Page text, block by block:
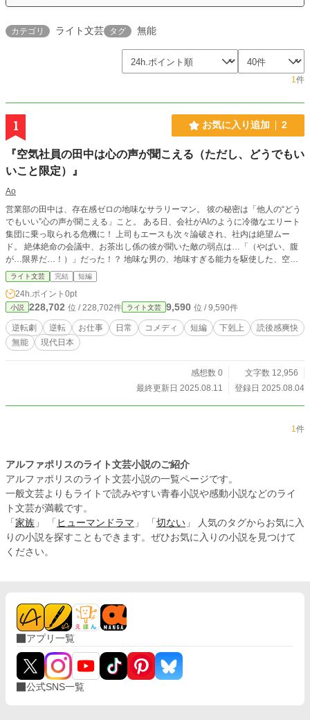
カテゴリ ライト文芸 タグ 無能
1件
1 お気に入り追加 2
『空気社員の田中は心の声が聞こえる（ただし、どうでもい
いこと限定）』
Ao
営業部の田中は、存在感ゼロの地味なサラリーマン。 彼の秘密は「他人の“どう
でもいい”心の声が聞こえる」こと。 ある日、会社がAIのように冷徹なエリート
集団に乗っ取られる危機に！ 上司もエースも次々論破され、社内は絶望ムー
ド。 絶体絶命の会議中、お茶出し係の彼が聞いた敵の弱点は…「（やばい、腹
が…限界だ…！）」だった！？ 地味な男の、地味すぎる能力を駆使した、空前
絶後のゲリラ戦が今、始まる！ ※ご都合主義なところがあります。細かいこと
は気にせずただ笑いたい方はお進みください…！
ライト文芸 完結 短編
24h.ポイント 0pt
小説 228,702 位 / 228,702件 ライト文芸 9,590 位 / 9,590件
逆転劇 逆転 お仕事 日常 コメディ 短編 下剋上
読後感爽快
無能
現代日本
感想数 0
文字数 12,956
最終更新日 2025.08.11
登録日 2025.08.04
1件
アルファポリスのライト文芸小説のご紹介
アルファポリスのライト文芸小説の一覧ページです。
一般文芸よりもライトで読みやすい青春小説や感動小説などのライ
ト文芸が満載です。
「 家族 」 「 ヒューマンドラマ 」 「 切ない 」 人気のタグからお気に入
りの小説を探すこともできます。ぜひお気に入りの小説を見つけて
ください。
アプリ一覧
公式SNS一覧